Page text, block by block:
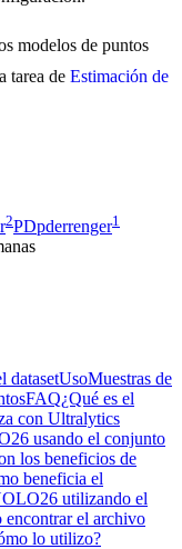
modelos de puntos
tarea de Estimación de
2PDpderrenger1
datasetUsoMuestras de
FAQ¿Qué es el
con Ultralytics
usando el conjunto
los beneficios de
beneficia el
utilizando el
encontrar el archivo
lo utilizo?